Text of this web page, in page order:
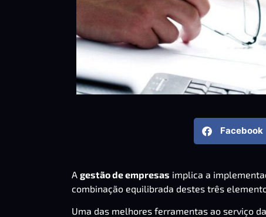
Facebook
A gestão de empresas implica a
combinação equilibrada destes três
Uma das melhores ferramentas ao serviço da